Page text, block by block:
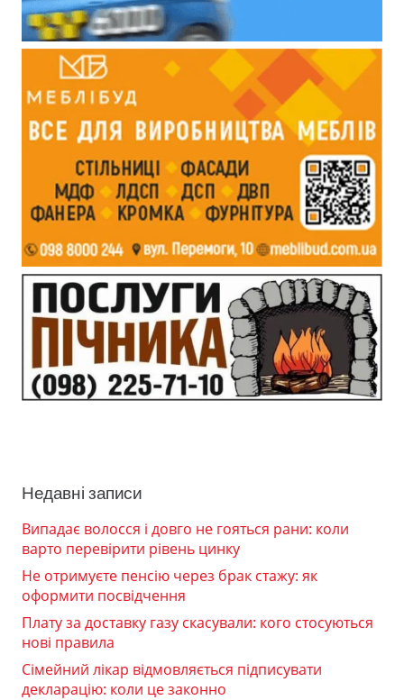
Недавні записи
Випадає волосся і довго не гояться рани: коли
варто перевірити рівень цинку
Не отримуєте пенсію через брак стажу: як
оформити посвідчення
Плату за доставку газу скасували: кого стосуються
нові правила
Сімейний лікар відмовляється підписувати
декларацію: коли це законно